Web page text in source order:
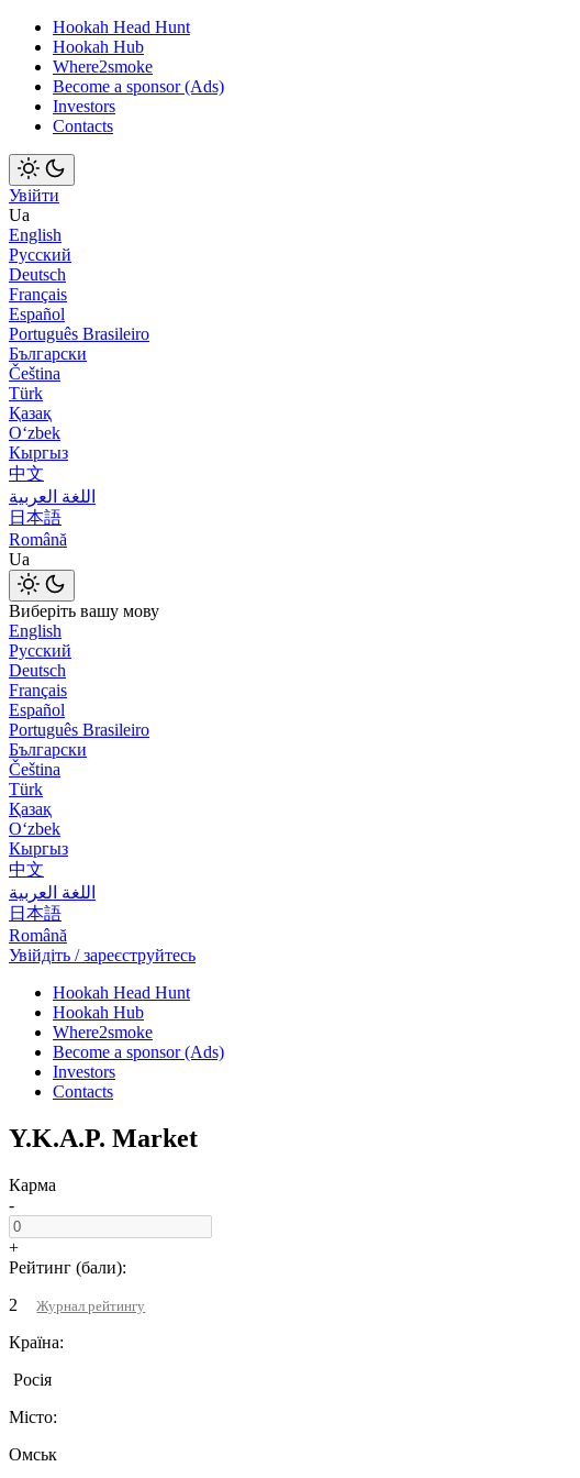
Hookah Head Hunt
Hookah Hub
Where2smoke
Become a sponsor (Ads)
Investors
Contacts
Увійти
Ua
English
Русский
Deutsch
Français
Español
Português Brasileiro
Български
Čeština
Türk
Қазақ
Оʻzbek
Кыргыз
中文
اللغة العربية
日本語
Română
Ua
Виберіть вашу мову
English
Русский
Deutsch
Français
Español
Português Brasileiro
Български
Čeština
Türk
Қазақ
Оʻzbek
Кыргыз
中文
اللغة العربية
日本語
Română
Увійдіть / зареєструйтесь
Hookah Head Hunt
Hookah Hub
Where2smoke
Become a sponsor (Ads)
Investors
Contacts
Y.K.A.P. Market
Карма
-
+
Рейтинг (бали):
2
Журнал рейтингу
Країна:
Росiя
Місто:
Омськ